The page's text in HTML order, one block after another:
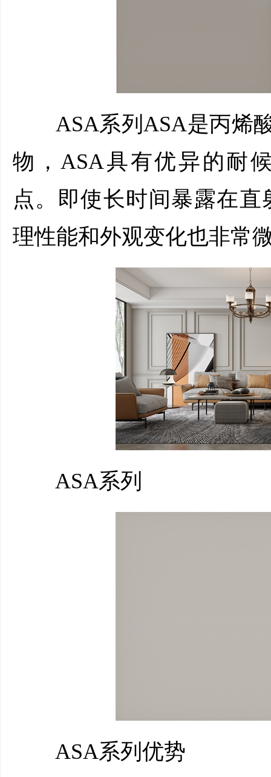
ASA系列ASA是丙烯酸
物，ASA具有优异的耐
点。即使长时间暴露在
理性能和外观变化也非常
ASA系列
ASA系列优势